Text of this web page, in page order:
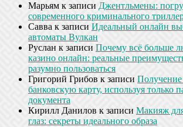
Марьям к записи Джентльмены:
современного криминального
Савва к записи Идеальный онлайн
автоматы Вулкан
Руслан к записи Почему всё больше
казино онлайн: реальные
разумно пользоваться
Григорий Грибов к записи Получение
банковскую карту, используя только
документа
Кирилл Данилов к записи Макияж
глаз: секреты идеального образа